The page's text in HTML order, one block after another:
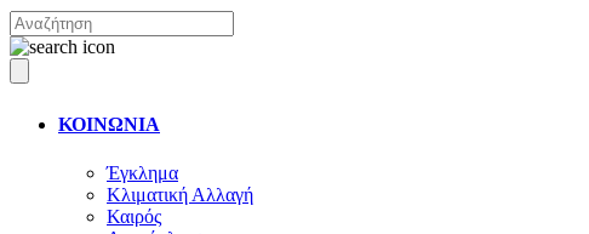
ΚΟΙΝΩΝΙΑ
Έγκλημα
Κλιματική Αλλαγή
Καιρός